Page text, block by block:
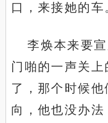
口，来接她的车
李焕本来要
门啪的一声关
了，那个时候
向，他也没办法